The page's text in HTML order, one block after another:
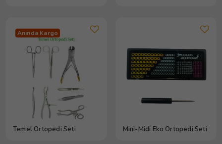
Anında Kargo
Temel Ortopedi Seti Mini-Midi Eko Ortopedi Seti